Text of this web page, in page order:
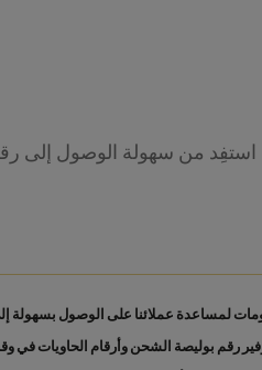
استفِد من سهولة الوصول إلى
لمساعدة عملائنا على الوصول بسهولة
رقم بوليصة الشحن وأرقام الحاويات في